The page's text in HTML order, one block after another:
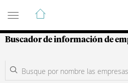
Guía de Empresas
Buscador de información de